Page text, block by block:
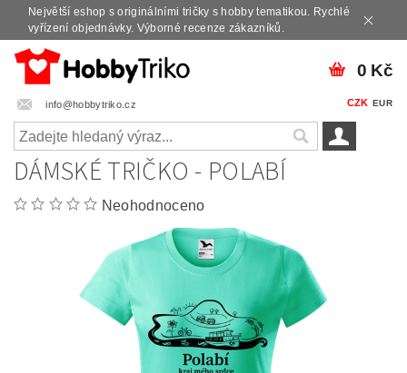
Největší eshop s originálními tričky s hobby tematikou. Rychlé
vyřízení objednávky. Výborné recenze zákazníků.
info@hobbytriko.cz CZK EUR
0 Kč
DÁMSKÉ TRIČKO - POLABÍ
Neohodnoceno